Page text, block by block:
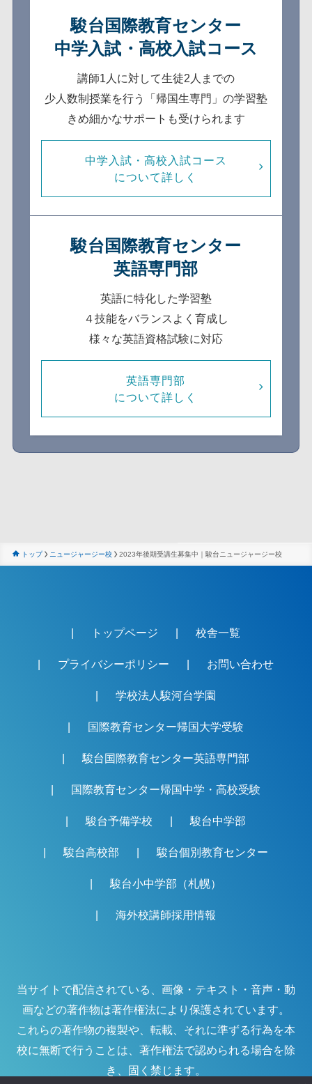
駿台国際教育センター
中学入試・高校入試コース
講師1人に対して生徒2人までの
少人数制授業を行う「帰国生専門」の学習塾
きめ細かなサポートも受けられます
中学入試・高校入試コース
について詳しく
駿台国際教育センター
英語専門部
英語に特化した学習塾
４技能をバランスよく育成し
様々な英語資格試験に対応
英語専門部
について詳しく
トップ ニュージャージー校 2023年後期受講生募集中｜駿台ニュージャージー校
トップページ 校舎一覧
プライバシーポリシー お問い合わせ
学校法人駿河台学園
国際教育センター帰国大学受験
駿台国際教育センター英語専門部
国際教育センター帰国中学・高校受験
駿台予備学校 駿台中学部
駿台高校部 駿台個別教育センター
駿台小中学部（札幌）
海外校講師採用情報
当サイトで配信されている、画像・テキスト・音声・動
画などの著作物は著作権法により保護されています。
これらの著作物の複製や、転載、それに準ずる行為を本
校に無断で行うことは、著作権法で認められる場合を除
き、固く禁じます。